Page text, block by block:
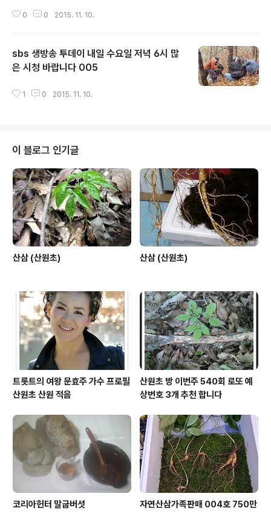
0 0 2015. 11. 10.
sbs 생방송 투데이 내일 수요일 저녁 6시 많
은 시청 바랍니다 005
1 0 2015. 11. 10.
이 블로그 인기글
산삼 (산원초) 산삼 (산원초)
트롯트의 여왕 문효주 가수 프로필
산원초 산원 적음
산원초 방 이번주 540회 로또 예
상번호 3개 추천 합니다
코리아헌터 말굽버섯 자연산삼가족판매 004호 750만